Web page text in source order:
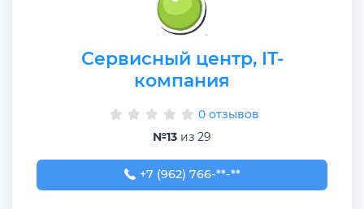
Сервисный центр, IT-
компания
0 отзывов
№13 из 29
+7 (962) 766-33-88
+7 (962) 766-**-**